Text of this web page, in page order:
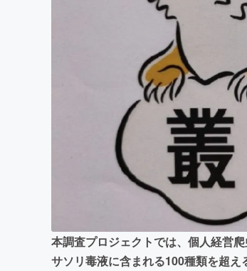
映像・映画
ビジネス・起業
まちづくり・地域活性
本調査プロジェクトでは、個人経営
サソリ毒液に含まれる100種類を超